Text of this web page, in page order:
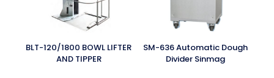
BLT-120/1800 BOWL LIFTER
AND TIPPER
SM-636 Automatic Dough
Divider Sinmag